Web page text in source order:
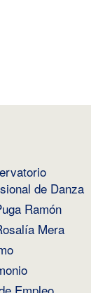
de Danza
Ramón
Mera